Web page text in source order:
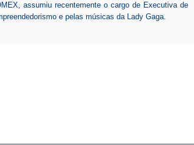
assumiu recentemente o cargo de Executiva de
e pelas músicas da Lady Gaga.